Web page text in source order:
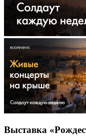
Выставка